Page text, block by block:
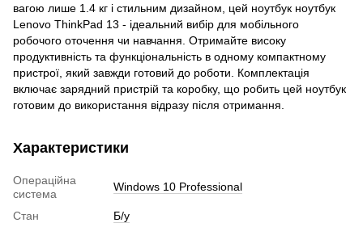
вагою лише 1.4 кг і стильним дизайном, цей ноутбук ноутбук
Lenovo ThinkPad 13 - ідеальний вибір для мобільного
робочого оточення чи навчання. Отримайте високу
продуктивність та функціональність в одному компактному
пристрої, який завжди готовий до роботи. Комплектація
включає зарядний пристрій та коробку, що робить цей ноутбук
готовим до використання відразу після отримання.
Характеристики
Операційна
система
Windows 10 Professional
Стан
Б/у